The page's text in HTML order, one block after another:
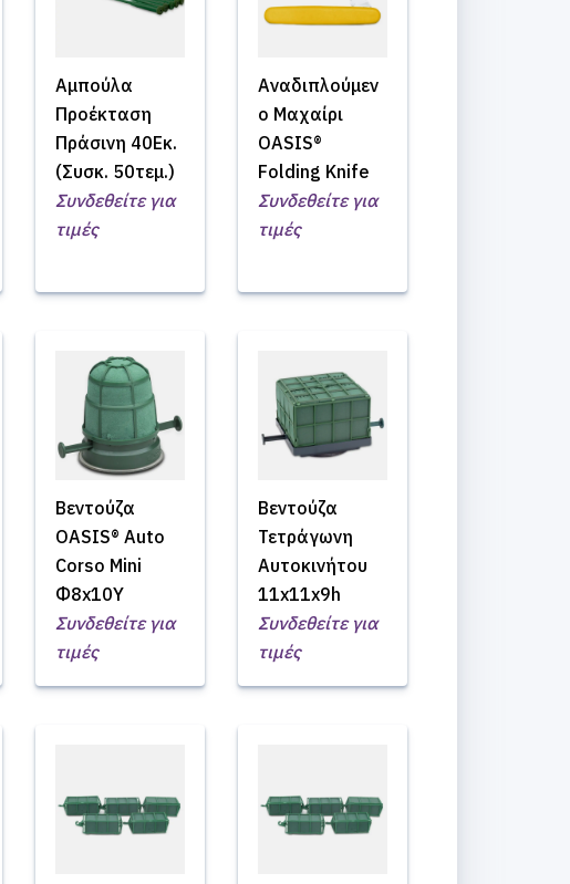
Αμπούλα
Προέκταση
Πράσινη 40Εκ.
(Συσκ. 50τεμ.)
Συνδεθείτε για
τιμές
Αναδιπλούμεν
ο Μαχαίρι
OASIS®
Folding Knife
Συνδεθείτε για
τιμές
Βεντούζα
OASIS® Auto
Corso Mini
Φ8x10Υ
Συνδεθείτε για
τιμές
Βεντούζα
Τετράγωνη
Αυτοκινήτου
11x11x9h
Συνδεθείτε για
τιμές